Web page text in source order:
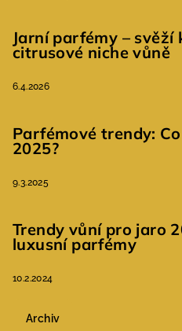
Jarní parfémy – svěží
citrusové niche vůně
6.4.2026
Parfémové trendy:
2025?
9.3.2025
Trendy vůní pro jaro
luxusní parfémy
10.2.2024
Archiv